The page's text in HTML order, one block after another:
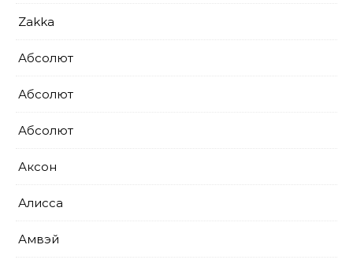
Zakka
Абсолют
Абсолют
Абсолют
Аксон
Алисса
Амвэй